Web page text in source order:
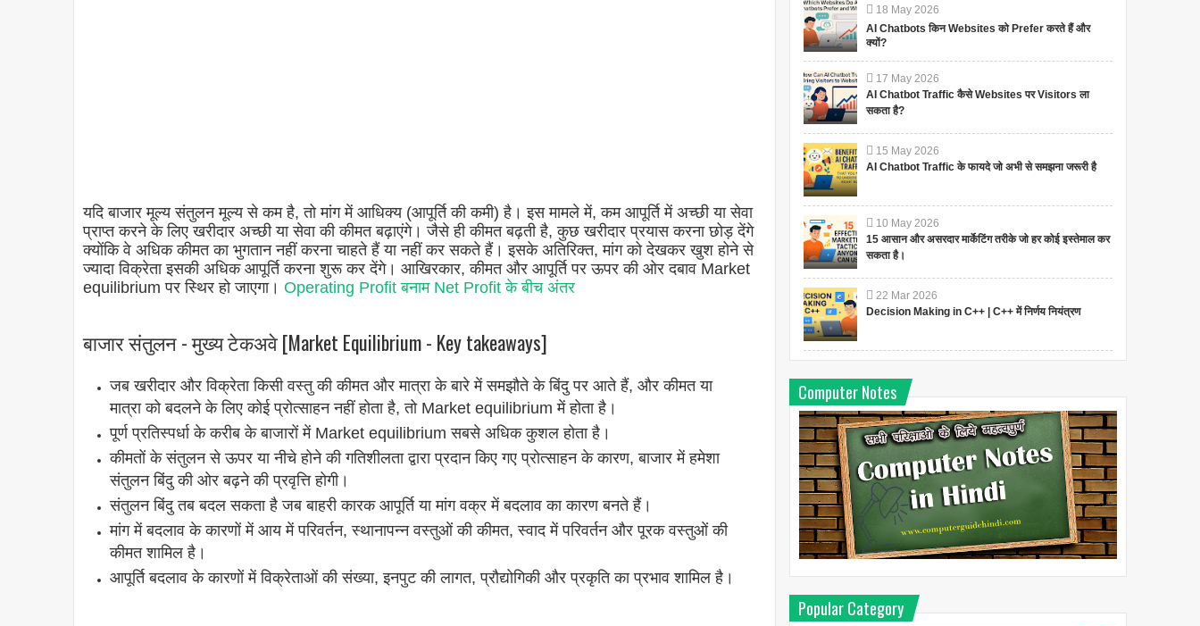
यदि बाजार मूल्य संतुलन मूल्य से कम है, तो मांग में आधिक्य (आपूर्ति की कमी) है। इस मामले में, कम आपूर्ति में अच्छी या सेवा
प्राप्त करने के लिए खरीदार अच्छी या सेवा की कीमत बढ़ाएंगे। जैसे ही कीमत बढ़ती है, कुछ खरीदार प्रयास करना छोड़ देंगे
क्योंकि वे अधिक कीमत का भुगतान नहीं करना चाहते हैं या नहीं कर सकते हैं। इसके अतिरिक्त, मांग को देखकर खुश होने से
ज्यादा विक्रेता इसकी अधिक आपूर्ति करना शुरू कर देंगे। आखिरकार, कीमत और आपूर्ति पर ऊपर की ओर दबाव Market
equilibrium पर स्थिर हो जाएगा। Operating Profit बनाम Net Profit के बीच अंतर
बाजार संतुलन - मुख्य टेकअवे [Market Equilibrium - Key takeaways]
जब खरीदार और विक्रेता किसी वस्तु की कीमत और मात्रा के बारे में समझौते के बिंदु पर आते हैं, और कीमत या
मात्रा को बदलने के लिए कोई प्रोत्साहन नहीं होता है, तो Market equilibrium में होता है।
पूर्ण प्रतिस्पर्धा के करीब के बाजारों में Market equilibrium सबसे अधिक कुशल होता है।
कीमतों के संतुलन से ऊपर या नीचे होने की गतिशीलता द्वारा प्रदान किए गए प्रोत्साहन के कारण, बाजार में हमेशा
संतुलन बिंदु की ओर बढ़ने की प्रवृत्ति होगी।
संतुलन बिंदु तब बदल सकता है जब बाहरी कारक आपूर्ति या मांग वक्र में बदलाव का कारण बनते हैं।
मांग में बदलाव के कारणों में आय में परिवर्तन, स्थानापन्न वस्तुओं की कीमत, स्वाद में परिवर्तन और पूरक वस्तुओं की
कीमत शामिल है।
आपूर्ति बदलाव के कारणों में विक्रेताओं की संख्या, इनपुट की लागत, प्रौद्योगिकी और प्रकृति का प्रभाव शामिल है।
18 May 2026
AI Chatbots किन Websites को Prefer करते हैं और
क्यों?
17 May 2026
AI Chatbot Traffic कैसे Websites पर Visitors ला
सकता है?
15 May 2026
AI Chatbot Traffic के फायदे जो अभी से समझना जरूरी है
10 May 2026
15 आसान और असरदार मार्केटिंग तरीके जो हर कोई इस्तेमाल कर
सकता है।
22 Mar 2026
Decision Making in C++ | C++ में निर्णय नियंत्रण
Computer Notes
Popular Category